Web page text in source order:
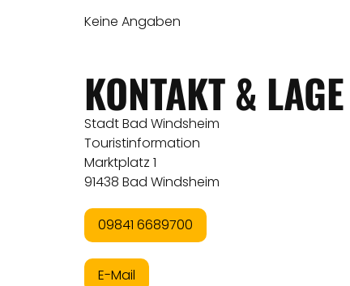
Keine Angaben
KONTAKT & LAGE
Stadt Bad Windsheim
Touristinformation
Marktplatz 1
91438 Bad Windsheim
09841 6689700
E-Mail